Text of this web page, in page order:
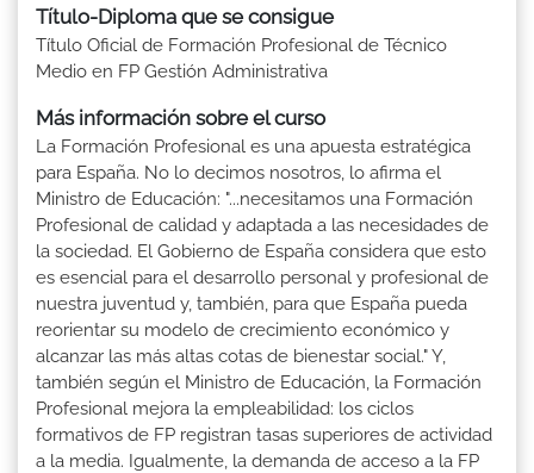
Título-Diploma que se consigue
Título Oficial de Formación Profesional de Técnico
Medio en FP Gestión Administrativa
Más información sobre el curso
La Formación Profesional es una apuesta estratégica
para España. No lo decimos nosotros, lo afirma el
Ministro de Educación: "...necesitamos una Formación
Profesional de calidad y adaptada a las necesidades de
la sociedad. El Gobierno de España considera que esto
es esencial para el desarrollo personal y profesional de
nuestra juventud y, también, para que España pueda
reorientar su modelo de crecimiento económico y
alcanzar las más altas cotas de bienestar social." Y,
también según el Ministro de Educación, la Formación
Profesional mejora la empleabilidad: los ciclos
formativos de FP registran tasas superiores de actividad
a la media. Igualmente, la demanda de acceso a la FP